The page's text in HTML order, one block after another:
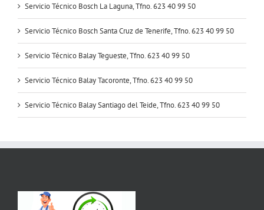
Servicio Técnico Bosch La Laguna, Tfno. 623 40 99 50
Servicio Técnico Bosch Santa Cruz de Tenerife, Tfno. 623 40 99 50
Servicio Técnico Balay Tegueste, Tfno. 623 40 99 50
Servicio Técnico Balay Tacoronte, Tfno. 623 40 99 50
Servicio Técnico Balay Santiago del Teide, Tfno. 623 40 99 50